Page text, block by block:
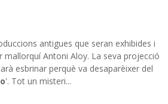
antigues que seran exhibides i
mallorquí Antoni Aloy. La seva projecció
esbrinar perquè va desaparèixer del
'. Tot un misteri...